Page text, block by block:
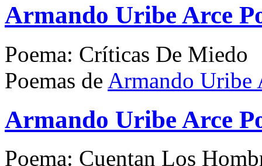
Armando Uribe Arce
Poema: Críticas De Miedo
Poemas de Armando Uribe
Armando Uribe Arce
Poema: Cuentan Los